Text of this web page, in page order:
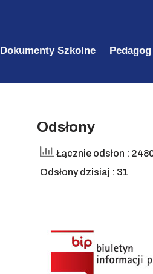
Dokumenty Szkolne
Odsłony
Łącznie odsłon :
Odsłony dzisiaj : 31